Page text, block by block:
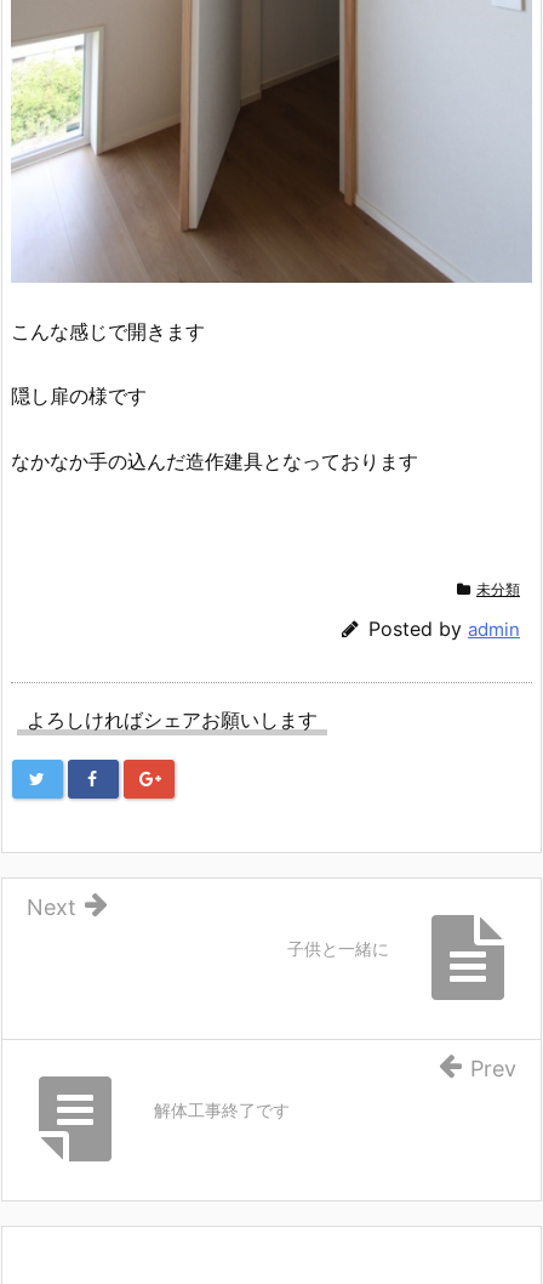
こんな感じで開きます
隠し扉の様です
なかなか手の込んだ造作建具となっております
未分類
Posted by admin
よろしければシェアお願いします
子供と一緒に
Next
解体工事終了です
Prev